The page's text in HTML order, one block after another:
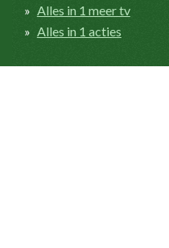
Alles in 1 meer tv
Alles in 1 acties